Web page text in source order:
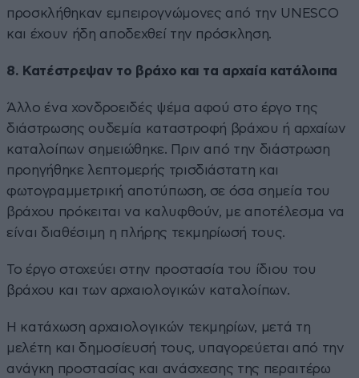
προσκλήθηκαν εμπειρογνώμονες από την UNESCO
και έχουν ήδη αποδεχθεί την πρόσκληση.
8. Κατέστρεψαν το βράχο και τα αρχαία κατάλοιπα
Άλλο ένα χονδροειδές ψέμα αφού στο έργο της
διάστρωσης ουδεμία καταστροφή βράχου ή αρχαίων
καταλοίπων σημειώθηκε. Πριν από την διάστρωση
προηγήθηκε λεπτομερής τρισδιάστατη και
φωτογραμμετρική αποτύπωση, σε όσα σημεία του
βράχου πρόκειται να καλυφθούν, με αποτέλεσμα να
είναι διαθέσιμη η πλήρης τεκμηρίωσή τους.
Το έργο στοχεύει στην προστασία του ίδιου του
βράχου και των αρχαιολογικών καταλοίπων.
Η κατάχωση αρχαιολογικών τεκμηρίων, μετά τη
μελέτη και δημοσίευσή τους, υπαγορεύεται από την
ανάγκη προστασίας και ανάσχεσης της περαιτέρω